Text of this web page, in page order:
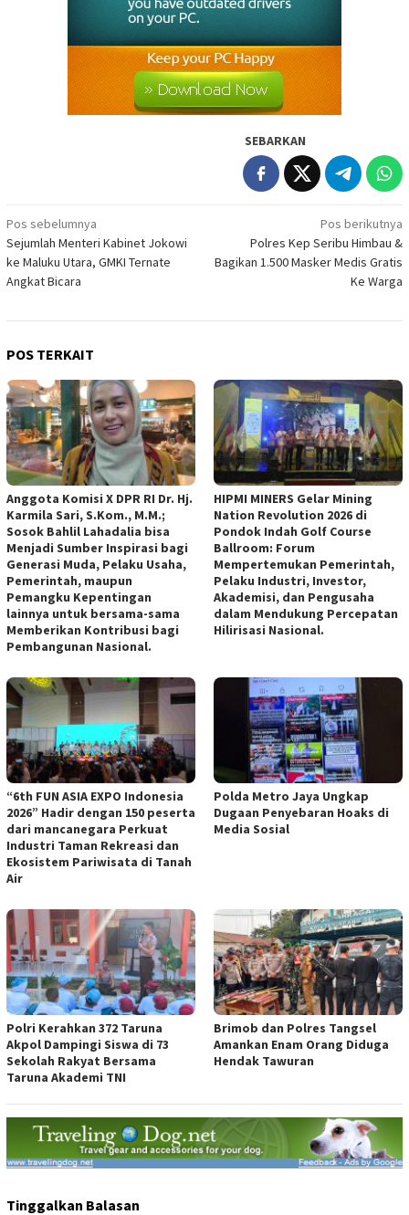
SEBARKAN
Navigasi
pos
Pos sebelumnya
Sejumlah Menteri Kabinet Jokowi
ke Maluku Utara, GMKI Ternate
Angkat Bicara
Pos berikutnya
Polres Kep Seribu Himbau &
Bagikan 1.500 Masker Medis Gratis
Ke Warga
POS TERKAIT
Anggota Komisi X DPR RI Dr. Hj.
Karmila Sari, S.Kom., M.M.;
Sosok Bahlil Lahadalia bisa
Menjadi Sumber Inspirasi bagi
Generasi Muda, Pelaku Usaha,
Pemerintah, maupun
Pemangku Kepentingan
lainnya untuk bersama-sama
Memberikan Kontribusi bagi
Pembangunan Nasional.
HIPMI MINERS Gelar Mining
Nation Revolution 2026 di
Pondok Indah Golf Course
Ballroom: Forum
Mempertemukan Pemerintah,
Pelaku Industri, Investor,
Akademisi, dan Pengusaha
dalam Mendukung Percepatan
Hilirisasi Nasional.
“6th FUN ASIA EXPO Indonesia
2026” Hadir dengan 150 peserta
dari mancanegara Perkuat
Industri Taman Rekreasi dan
Ekosistem Pariwisata di Tanah
Air
Polda Metro Jaya Ungkap
Dugaan Penyebaran Hoaks di
Media Sosial
Polri Kerahkan 372 Taruna
Akpol Dampingi Siswa di 73
Sekolah Rakyat Bersama
Taruna Akademi TNI
Brimob dan Polres Tangsel
Amankan Enam Orang Diduga
Hendak Tawuran
Tinggalkan Balasan